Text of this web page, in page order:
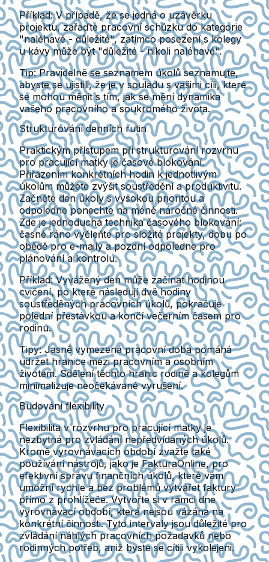
Příklad:V případě, že se jedná o uzávěrku
projektu, zařaďte pracovní schůzku do kategorie
"naléhavé - důležité", zatímco posezení s kolegy
u kávy může být "důležité - nikoli naléhavé".
Tip:Pravidelně se seznamem úkolů seznamujte,
abyste se ujistili, že je v souladu s vašimi cíli, které
se mohou měnit s tím, jak se mění dynamika
vašeho pracovního a soukromého života.
Strukturování denních rutin
Praktickým přístupem při strukturování rozvrhu
pro pracující matky je časové blokování.
Přiřazením konkrétních hodin k jednotlivým
úkolům můžete zvýšit soustředění a produktivitu.
Začněte den úkoly s vysokou prioritou a
odpoledne ponechte na méně náročné činnosti.
Zde je jednoduchá technika časového blokování:
časné ráno vyčleňte pro složité projekty, dobu po
obědě pro e-maily a pozdní odpoledne pro
plánování a kontrolu.
Příklad:Vyvážený den může začínat hodinou
cvičení, po které následují dvě hodiny
soustředěných pracovních úkolů, pokračuje
polední přestávkou a končí večerním časem pro
rodinu.
Tipy:Jasně vymezená pracovní doba pomáhá
udržet hranice mezi pracovním a osobním
životem. Sdělení těchto hranic rodině a kolegům
minimalizuje neočekávané vyrušení.
Budování flexibility
Flexibilita v rozvrhu pro pracující matky je
nezbytná pro zvládání nepředvídaných úkolů.
Kromě vyrovnávacích období zvažte také
používání nástrojů, jako jeFakturaOnline, pro
efektivní správu finančních úkolů, které vám
umožní rychle a bez problémů vytvářet faktury
přímo z prohlížeče. Vytvořte si v rámci dne
vyrovnávací období, která nejsou vázána na
konkrétní činnosti. Tyto intervaly jsou důležité pro
zvládání náhlých pracovních požadavků nebo
rodinných potřeb, aniž byste se cítili vykolejeni.